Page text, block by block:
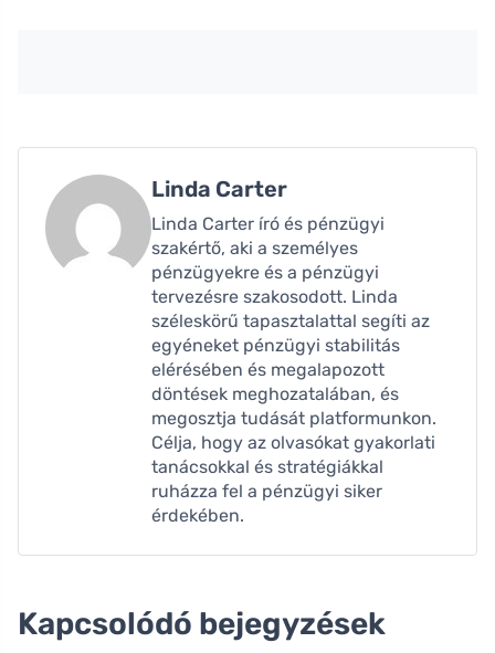
Linda Carter
Linda Carter író és pénzügyi
szakértő, aki a személyes
pénzügyekre és a pénzügyi
tervezésre szakosodott. Linda
széleskörű tapasztalattal segíti az
egyéneket pénzügyi stabilitás
elérésében és megalapozott
döntések meghozatalában, és
megosztja tudását platformunkon.
Célja, hogy az olvasókat gyakorlati
tanácsokkal és stratégiákkal
ruházza fel a pénzügyi siker
érdekében.
Kapcsolódó bejegyzések